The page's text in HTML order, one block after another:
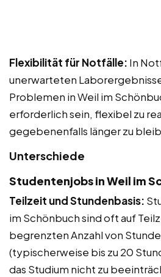
Flexibilität für Notfälle: In
unerwarteten
Problemen in Weil im
erforderlich sein, flexibel zu
gegebenenfalls länger zu
Unterschiede
Studentenjobs in Weil im
Teilzeit und Stundenbasis:
im Schönbuch sind oft auf
begrenzten Anzahl von
(typischerweise bis zu 20
das Studium nicht zu